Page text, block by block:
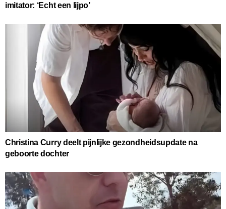
imitator: ‘Echt een lijpo’
Christina Curry deelt pijnlijke gezondheidsupdate na
geboorte dochter